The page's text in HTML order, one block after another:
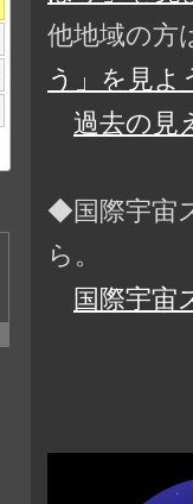
他地域の方
う」を見
過去の見
◆国際宇宙
ら。
国際宇宙